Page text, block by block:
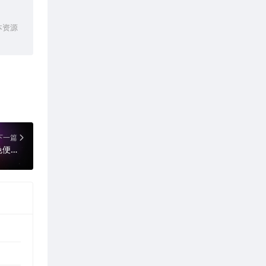
资源
一篇
360安全浏览器 16.1.6088.64 去广告绿色便携版（双核浏览器）